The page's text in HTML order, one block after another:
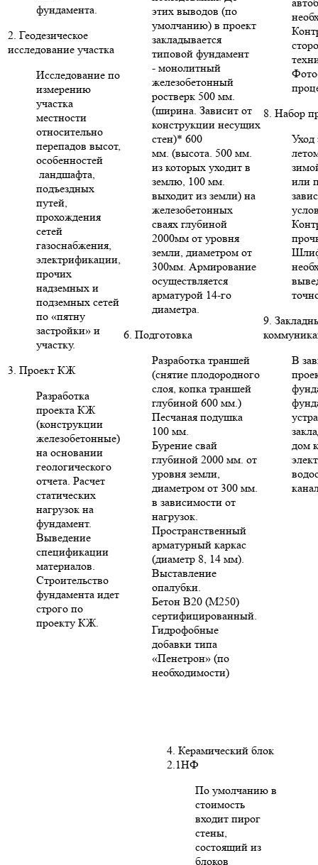
фундамента.
2. Геодезическое
исследование участка
Исследование по
измерению
участка
местности
относительно
перепадов высот,
особенностей
ландшафта,
подъездных
путей,
прохождения
сетей
газоснабжения,
электрификации,
прочих
надземных и
подземных сетей
по «пятну
застройки» и
участку.
3. Проект КЖ
Разработка
проекта КЖ
(конструкции
железобетонные)
на основании
геологического
отчета. Расчет
статических
нагрузок на
фундамент.
Выведение
спецификации
материалов.
Строительство
фундамента идет
строго по
проекту КЖ.
этих выводов (по
умолчанию) в проект
закладывается
типовой фундамент
- монолитный
железобетонный
ростверк 500 мм.
(ширина. Зависит от
конструкции несущих
стен)* 600
мм. (высота. 500 мм.
из которых уходит в
землю, 100 мм.
выходит из земли) на
железобетонных
сваях глубиной
2000мм от уровня
земли, диаметром от
300мм. Армирование
осуществляется
арматурой 14-го
диаметра.
6. Подготовка
Разработка траншей
(снятие плодородного
слоя, копка траншей
глубиной 600 мм.)
Песчаная подушка
100 мм.
Бурение свай
глубиной 2000 мм. от
уровня земли,
диаметром от 300 мм.
в зависимости от
нагрузок.
Пространственный
арматурный каркас
(диаметр 8, 14 мм).
Выставление
опалубки.
Бетон В20 (М250)
сертифицированный.
Гидрофобные
добавки типа
«Пенетрон» (по
необходимости)
8. Набор
Уход
или
9.
В
дом
4. Керамический блок
2.1НФ
По умолчанию в
стоимость
входит пирог
стены,
состоящий из
блоков